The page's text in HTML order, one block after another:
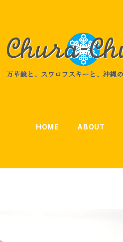
HOME ABOUT